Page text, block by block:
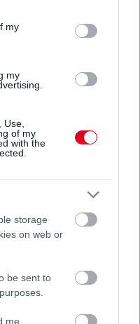
in below Google
my
my
of my
with the
storage
on web or
be sent to
me
es Bahreini Nagydíj